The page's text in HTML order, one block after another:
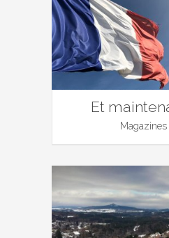
Et